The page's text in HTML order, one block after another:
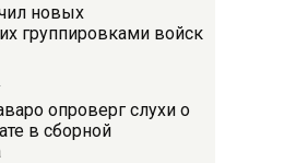
новых
группировками войск
опроверг слухи о
в сборной